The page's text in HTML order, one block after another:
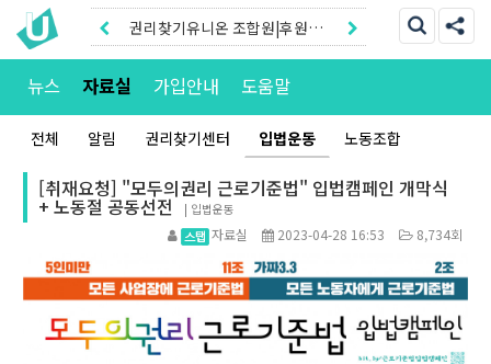
권리찾기유니온 조합원|후원안
내
권리찾기센터 온라인신청|상담
뉴스 자료실 가입안내 도움말
전체 알림 권리찾기센터 입법운동 노동조합
[취재요청] "모두의권리 근로기준법" 입법캠페인 개막식
+ 노동절 공동선전 | 입법운동
자료실 2023-04-28 16:53 8,734회